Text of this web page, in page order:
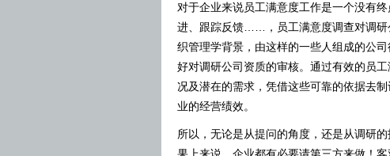
对于企业来说员工满意度工作是一个没有
进、跟踪反馈
，员工满意度调查对调
织管理学背景，由这样的一些人组成的公
好对调研公司资质的审核。通过有效的员
况及潜在的需求，凭借这些可靠的依据去
业的经营绩效。
所以，无论是从提问的角度，还是从调研